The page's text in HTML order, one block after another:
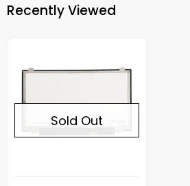
Recently Viewed
Sold Out